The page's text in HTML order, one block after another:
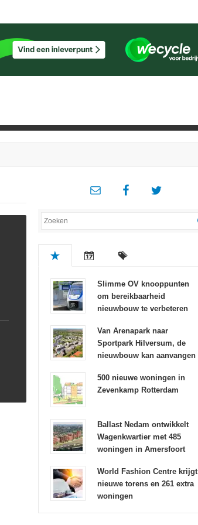
Slimme OV knooppunten
om bereikbaarheid
nieuwbouw te verbeteren
Van Arenapark naar
Sportpark Hilversum, de
nieuwbouw kan aanvangen
500 nieuwe woningen in
Zevenkamp Rotterdam
Ballast Nedam ontwikkelt
Wagenkwartier met 485
woningen in Amersfoort
World Fashion Centre krijgt
nieuwe torens en 261 extra
woningen